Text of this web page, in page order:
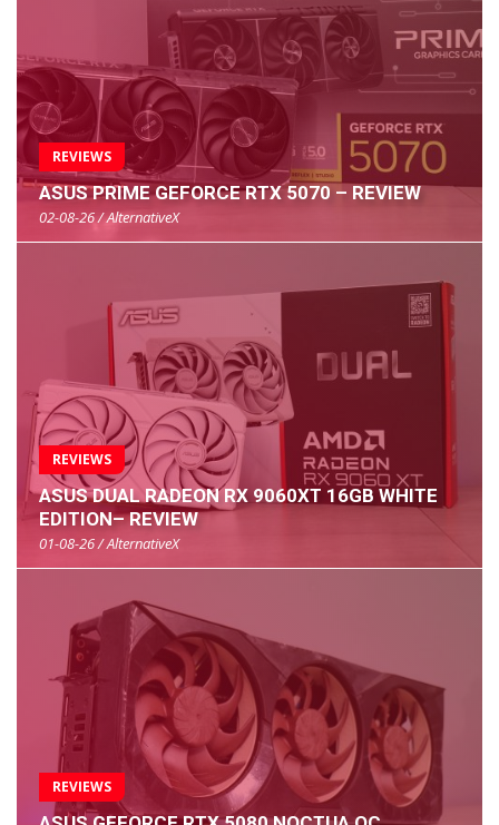
REVIEWS
ASUS PRIME GEFORCE RTX 5070 – REVIEW
02-08-26 / AlternativeX
REVIEWS
ASUS DUAL RADEON RX 9060XT 16GB WHITE
EDITION– REVIEW
01-08-26 / AlternativeX
REVIEWS